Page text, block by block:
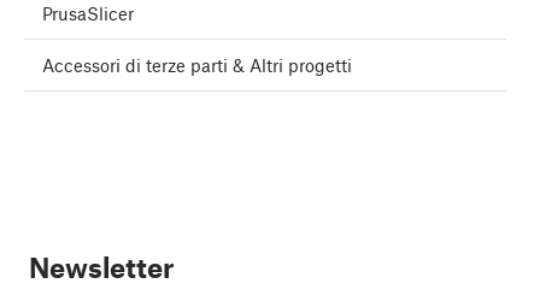
PrusaSlicer
Accessori di terze parti & Altri progetti
Newsletter